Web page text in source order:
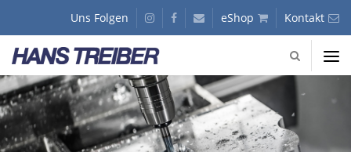
GmbH
Fachhandel
Präzisionswerkzeuge
Uns Folgen instagramfacebookKunden
Journal
eShop Kontakt
GmbH
-
Fachhandel
für
Präzisionswerkzeuge
Slider